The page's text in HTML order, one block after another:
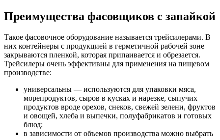
Преимущества фасовщиков с запайкой
Такое фасовочное оборудование называется трейсилерами. В
них контейнеры с продукцией в герметичной рабочей зоне
закрываются пленкой, которая припаивается и обрезается.
Трейсилеры очень эффективны для применения на пищевом
производстве:
универсальны — используются для упаковки мяса,
морепродуктов, сыров в кусках и нарезке, сыпучих
продуктов вроде орехов, снеков, свежей зелени, фруктов
и овощей, хлеба и выпечки, полуфабрикатов и готовых
блюд;
в зависимости от объемов производства можно выбрать